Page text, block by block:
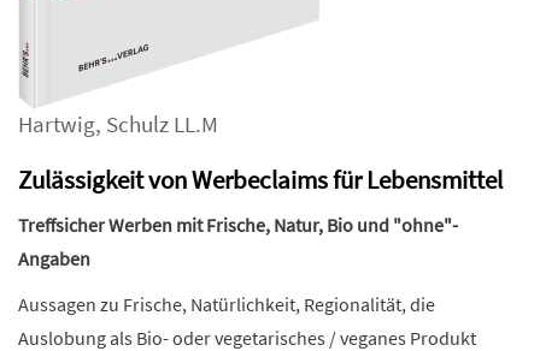
Hartwig, Schulz LL.M
Zulässigkeit von Werbeclaims für Lebensmittel
Treffsicher Werben mit Frische, Natur, Bio und "ohne"-
Angaben
Aussagen zu Frische, Natürlichkeit, Regionalität, die
Auslobung als Bio- oder vegetarisches / veganes Produkt